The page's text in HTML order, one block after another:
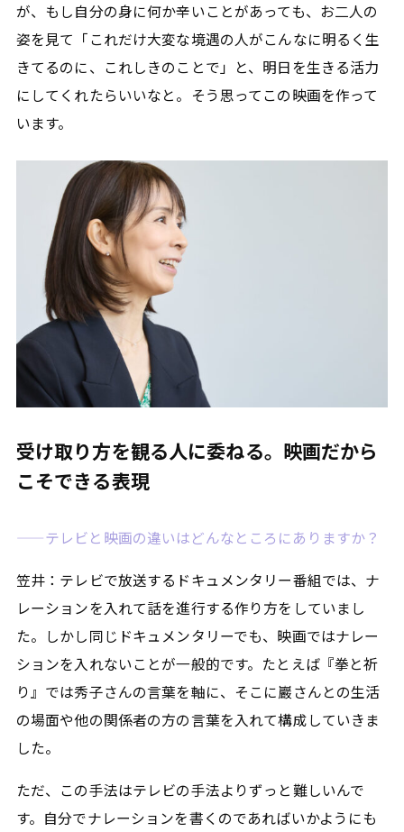
が、もし自分の身に何か辛いことがあっても、お二人の
姿を見て「これだけ大変な境遇の人がこんなに明るく生
きてるのに、これしきのことで」と、明日を生きる活力
にしてくれたらいいなと。そう思ってこの映画を作って
います。
受け取り方を観る人に委ねる。映画だから
こそできる表現
——テレビと映画の違いはどんなところにありますか？
笠井：テレビで放送するドキュメンタリー番組では、ナ
レーションを入れて話を進行する作り方をしていまし
た。しかし同じドキュメンタリーでも、映画ではナレー
ションを入れないことが一般的です。たとえば『拳と祈
り』では秀子さんの言葉を軸に、そこに巖さんとの生活
の場面や他の関係者の方の言葉を入れて構成していきま
した。
ただ、この手法はテレビの手法よりずっと難しいんで
す。自分でナレーションを書くのであればいかようにも